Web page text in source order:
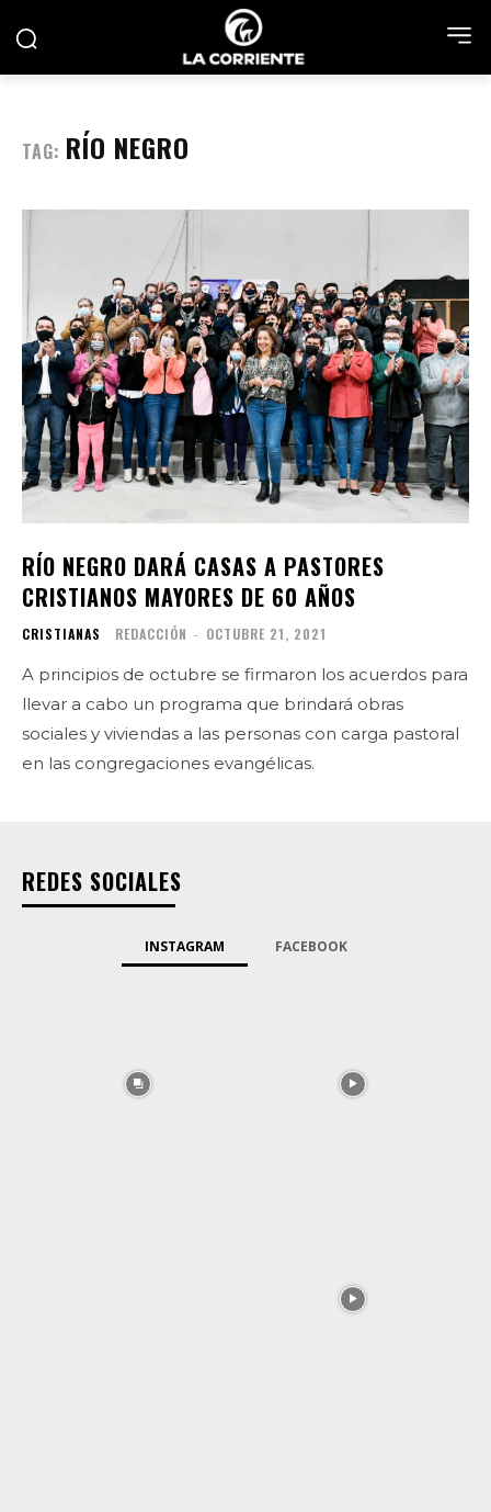
TAG: RÍO NEGRO
RÍO NEGRO DARÁ CASAS A PASTORES
CRISTIANOS MAYORES DE 60 AÑOS
CRISTIANAS REDACCIÓN - OCTUBRE 21, 2021
A principios de octubre se firmaron los acuerdos para
llevar a cabo un programa que brindará obras
sociales y viviendas a las personas con carga pastoral
en las congregaciones evangélicas.
REDES SOCIALES
INSTAGRAM FACEBOOK